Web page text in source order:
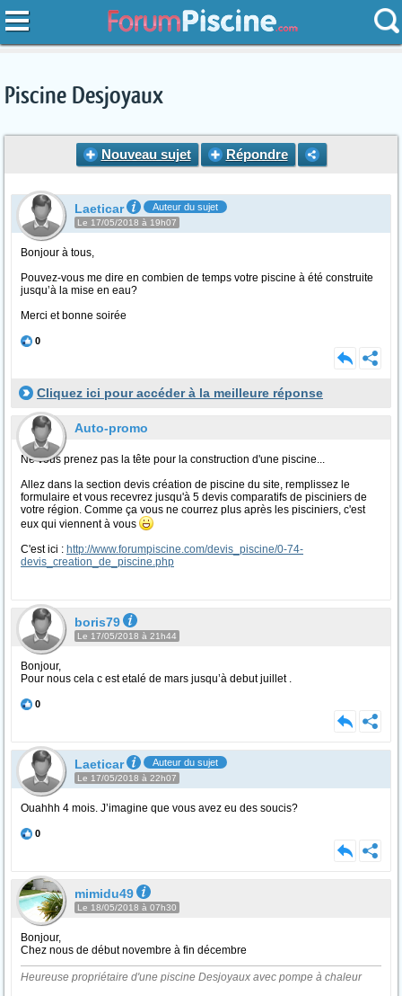
Piscine Desjoyaux
Nouveau sujet Répondre
Laeticar Auteur du sujet
Le 17/05/2018 à 19h07
Bonjour à tous,
Pouvez-vous me dire en combien de temps votre piscine à été construite
jusqu’à la mise en eau?
Merci et bonne soirée
0
Cliquez ici pour accéder à la meilleure réponse
Auto-promo
Ne vous prenez pas la tête pour la construction d'une piscine...
Allez dans la section devis création de piscine du site, remplissez le
formulaire et vous recevrez jusqu'à 5 devis comparatifs de pisciniers de
votre région. Comme ça vous ne courrez plus après les pisciniers, c'est
eux qui viennent à vous
C'est ici : http://www.forumpiscine.com/devis_piscine/0-74-
devis_creation_de_piscine.php
boris79
Le 17/05/2018 à 21h44
Bonjour,
Pour nous cela c est etalé de mars jusqu’à debut juillet .
0
Laeticar Auteur du sujet
Le 17/05/2018 à 22h07
Ouahhh 4 mois. J’imagine que vous avez eu des soucis?
0
mimidu49
Le 18/05/2018 à 07h30
Bonjour,
Chez nous de début novembre à fin décembre
Heureuse propriétaire d'une piscine Desjoyaux avec pompe à chaleur